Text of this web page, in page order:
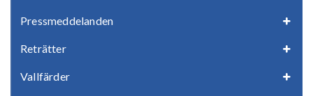
Pressmeddelanden
Reträtter
Vallfärder